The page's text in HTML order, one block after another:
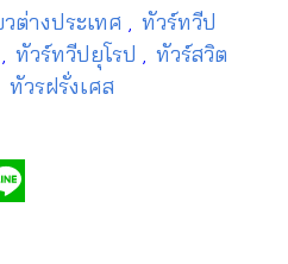
ต่างประเทศ , ทัวร์ทวีป
, ทัวร์ทวีปยุโรป , ทัวร์สวิต
ทัวรฝรั่งเศส